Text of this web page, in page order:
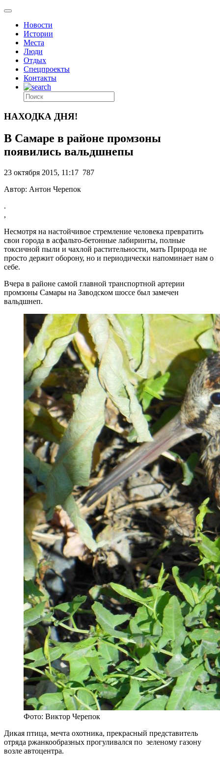
Новости
Истории
Места
Люди
Отдых
Спецпроекты
Контакты
НАХОДКА ДНЯ!
В Самаре в районе промзоны
появились вальдшнепы
23 октября 2015, 11:17 787
Автор: Антон Черепок
.
,
Несмотря на настойчивое стремление человека превратить
свои города в асфальто-бетонные лабиринты, полные
токсичной пыли и чахлой растительности, мать Природа не
просто держит оборону, но и периодически напоминает нам о
себе.
Вчера в районе самой главной транспортной артерии
промзоны Самары на Заводском шоссе был замечен
вальдшнеп.
Фото: Виктор Черепок
Дикая птица, мечта охотника, прекрасный представитель
отряда ржанкообразных прогуливался по зеленому газону
возле автоцентра.